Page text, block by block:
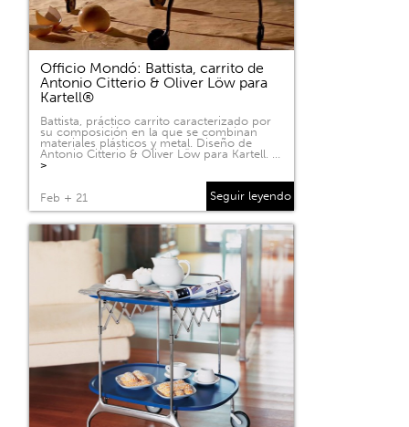
Officio Mondó: Battista, carrito de
Antonio Citterio & Oliver Löw para
Kartell®
Battista, práctico carrito caracterizado por
su composición en la que se combinan
materiales plásticos y metal. Diseño de
Antonio Citterio & Oliver Löw para Kartell. …
>
Feb + 21 Seguir leyendo